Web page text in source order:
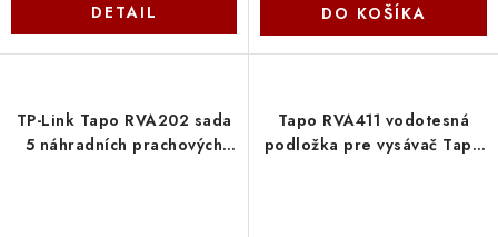
DETAIL DO KOŠÍKA
TP-Link Tapo RVA202 sada
5 náhradních prachových
Tapo RVA411 vodotesná
podložka pre vysávač Tapo